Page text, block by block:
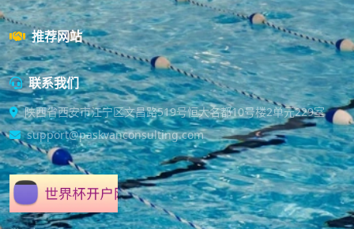
推荐网站
联系我们
陕西省西安市江宁区文昌路519号恒大名都10号楼2单元229室
support@paskvanconsulting.com